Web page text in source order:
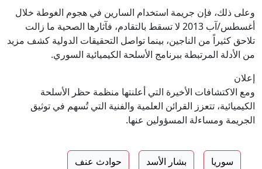
وعلى ذلك، فإن جريمة استخدام السارين في هجوم الغوطة خلال
أغسطس/آب 2013 لا تسقط بالتقادم، فآثارها الصحية ما زالت
تلاحق كثيراً من الناجين، بينما تواصل التحقيقات الدولية كشف مزيد
من الأدلة المرتبطة ببرنامج الأسلحة الكيميائية السوري.
إعلان
ومع الاكتشافات الأخيرة التي أعلنتها منظمة حظر الأسلحة
الكيميائية، تتعزز القرائن العلمية والفنية التي تُسهم في توثيق
الجريمة ومساءلة المسؤولين عنها.
سوريا بشار الأسد حوادث عنف